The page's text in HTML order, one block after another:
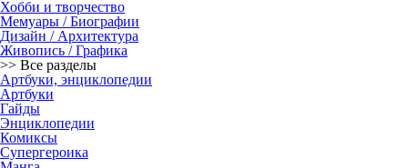
Хобби и творчество
Мемуары / Биографии
Дизайн / Архитектура
Живопись / Графика
>> Все разделы
Артбуки, энциклопедии
Артбуки
Гайды
Энциклопедии
Комиксы
Супергероика